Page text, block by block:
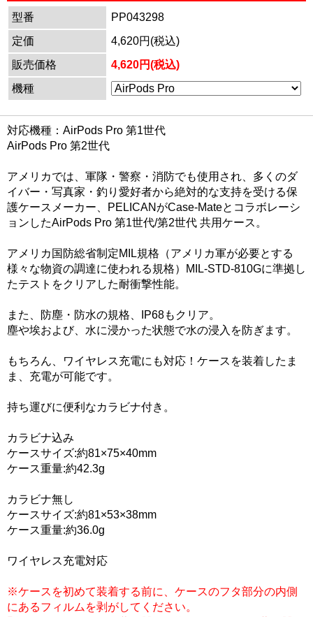
型番
PP043298
定価
4,620円(税込)
販売価格
4,620円(税込)
機種
対応機種：AirPods Pro 第1世代
AirPods Pro 第2世代
アメリカでは、軍隊・警察・消防でも使用され、多くのダ
イバー・写真家・釣り愛好者から絶対的な支持を受ける保
護ケースメーカー、PELICANがCase-Mateとコラボレーシ
ョンしたAirPods Pro 第1世代/第2世代 共用ケース。
アメリカ国防総省制定MIL規格（アメリカ軍が必要とする
様々な物資の調達に使われる規格）MIL-STD-810Gに準拠し
たテストをクリアした耐衝撃性能。
また、防塵・防水の規格、IP68もクリア。
塵や埃および、水に浸かった状態で水の浸入を防ぎます。
もちろん、ワイヤレス充電にも対応！ケースを装着したま
ま、充電が可能です。
持ち運びに便利なカラビナ付き。
カラビナ込み
ケースサイズ:約81×75×40mm
ケース重量:約42.3g
カラビナ無し
ケースサイズ:約81×53×38mm
ケース重量:約36.0g
ワイヤレス充電対応
※ケースを初めて装着する前に、ケースのフタ部分の内側
にあるフィルムを剥がしてください。